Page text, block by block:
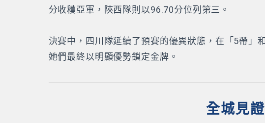
分收穫亞軍，陝西隊則以96.70分位列第三。
決賽中，四川隊延續了預賽的優異狀態，在「5帶」
她們最終以明顯優勢鎖定金牌。
全城見